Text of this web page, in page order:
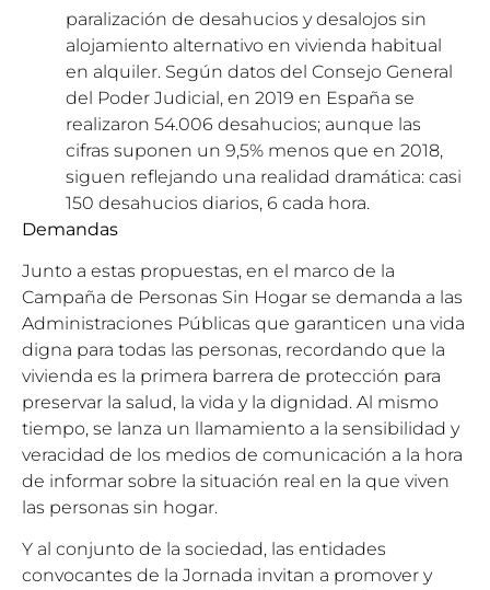
paralización de desahucios y desalojos sin
alojamiento alternativo en vivienda habitual
en alquiler. Según datos del Consejo General
del Poder Judicial, en 2019 en España se
realizaron 54.006 desahucios; aunque las
cifras suponen un 9,5% menos que en 2018,
siguen reflejando una realidad dramática: casi
150 desahucios diarios, 6 cada hora.
Demandas
Junto a estas propuestas, en el marco de la
Campaña de Personas Sin Hogar se demanda a las
Administraciones Públicas que garanticen una vida
digna para todas las personas, recordando que la
vivienda es la primera barrera de protección para
preservar la salud, la vida y la dignidad. Al mismo
tiempo, se lanza un llamamiento a la sensibilidad y
veracidad de los medios de comunicación a la hora
de informar sobre la situación real en la que viven
las personas sin hogar.
Y al conjunto de la sociedad, las entidades
convocantes de la Jornada invitan a promover y